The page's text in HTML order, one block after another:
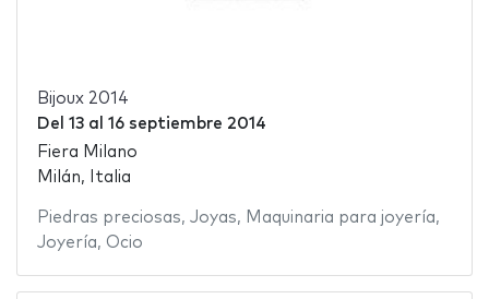
Bijoux 2014
Del 13al 16 septiembre 2014
Fiera Milano
Milán, Italia
Piedras preciosas, Joyas, Maquinaria para joyería,
Joyería, Ocio